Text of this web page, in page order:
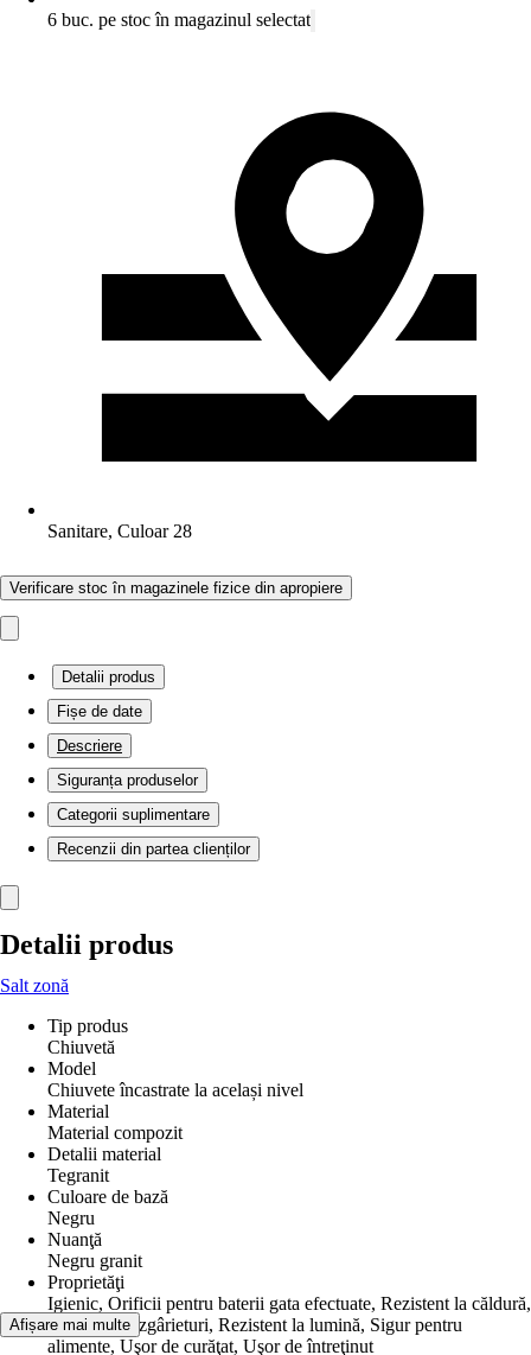
6 buc. pe stoc în magazinul selectat
Sanitare, Culoar 28
Verificare stoc în magazinele fizice din apropiere
Detalii produs
Fișe de date
Descriere
Siguranța produselor
Categorii suplimentare
Recenzii din partea clienților
Detalii produs
Salt zonă
Tip produs
Chiuvetă
Model
Chiuvete încastrate la același nivel
Material
Material compozit
Detalii material
Tegranit
Culoare de bază
Negru
Nuanţă
Negru granit
Proprietăţi
Igienic, Orificii pentru baterii gata efectuate, Rezistent la căldură,
Rezistent la zgârieturi, Rezistent la lumină, Sigur pentru
alimente, Uşor de curăţat, Uşor de întreţinut
Afișare mai multe